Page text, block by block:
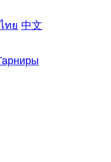
ไทย 中文